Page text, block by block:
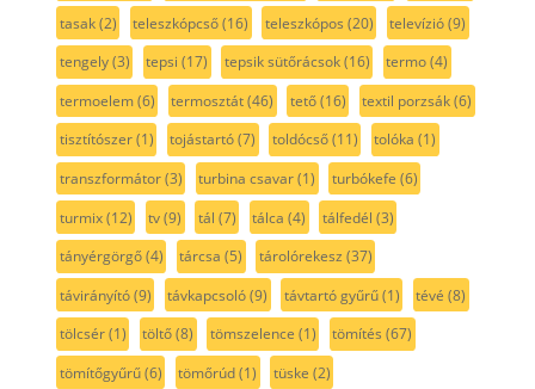
tasak(2) teleszkópcső(16) teleszkópos (20) televízió(9)
tengely(3) tepsi (17) tepsik sütőrácsok(16) termo(4)
termoelem(6) termosztát(46) tető(16) textil porzsák(6)
tisztítószer(1) tojástartó(7) toldócső(11) tolóka (1)
transzformátor(3) turbina csavar(1) turbókefe (6)
turmix(12) tv(9) tál (7) tálca (4) tálfedél (3)
tányérgörgő(4) tárcsa (5) tárolórekesz (37)
távirányító(9) távkapcsoló(9) távtartó gyűrű(1) tévé (8)
tölcsér(1) töltő(8) tömszelence (1) tömítés (67)
tömítőgyűrű(6) tömőrúd(1) tüske (2)